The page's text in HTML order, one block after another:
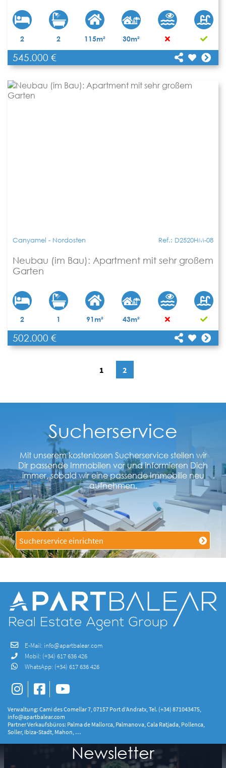
2 2 115m² 30m²
545.000 €[shariff title="Neubau (im Bau): Garten-
Apartment mit Privatpool (optional)"
neubau-im-bau-garten-apartment/"]
Canyamel - Nordosten Ref.: D2520HM-08
Neubau (im Bau): Apartment mit sehr großem
Garten
2 1 91m² 43m²
502.000 €[shariff title="Neubau (im Bau): Apartment mit
sehr großem Garten"
url="https://www.apartbalear.com/details/4819-
neubau-im-bau-apartment-mit/"]
1 2
Sucherservice
Mit unserem kostenlosen Sucherservice stellen wir
Dir passende Immobilen vor und informieren Dich
immer, sobald wir eine passende Immobilie neu
aufnehmen.
Sucherservice einrichten
E-Mail: info@apartbalear.com
Mobil: (+34) 617 636 426
WhatsApp: (+34) 617 636 426
Verwaltung: Cami des Comellar 7, 07157 Port d’Andratx, Tel. (+34) 871043475,
info@apartbalear.com
Partner Verkaufsbüros: Palma de Mallorca, Palmanova, Cala Ratjada, Pollenca,
Soller, Ibiza-Stadt, Mahon, …
Newsletter